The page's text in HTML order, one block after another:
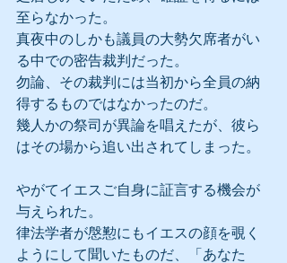
至らなかった。
真夜中のしかも議員の大勢欠席者がい
る中での密告裁判だった。
勿論、その裁判には当初から全員の納
得するものではなかったのだ。
幾人かの祭司が異論を唱えたが、彼ら
はその場から追い出されてしまった。
やがてイエスご自身に証言する機会が
与えられた。
律法学者が慇懃にもイエスの顔を覗く
ようにして聞いたものだ、「あなた